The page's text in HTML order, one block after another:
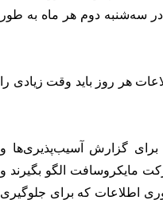
سه‌شنبه دوم هر ماه به طور
هر روز باید وقت زیادی را
گزارش آسیب‌پذیری‌ها و
مایکروسافت الگو بگیرند و
اطلاعات که برای جلوگیری